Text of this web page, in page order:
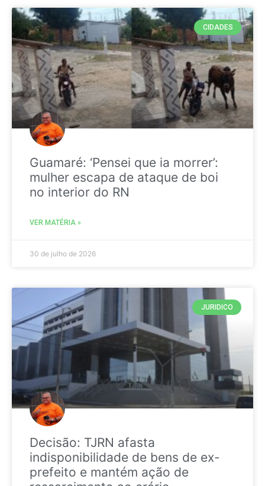
CIDADES
Guamaré: ‘Pensei que ia morrer’:
mulher escapa de ataque de boi
no interior do RN
VER MATÉRIA »
30 de julho de 2026
JURIDICO
Decisão: TJRN afasta
indisponibilidade de bens de ex-
prefeito e mantém ação de